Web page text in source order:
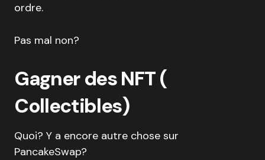
ordre.
Pas mal non?
Gagner des NFT (
Collectibles)
Quoi? Y a encore autre chose sur
PancakeSwap?